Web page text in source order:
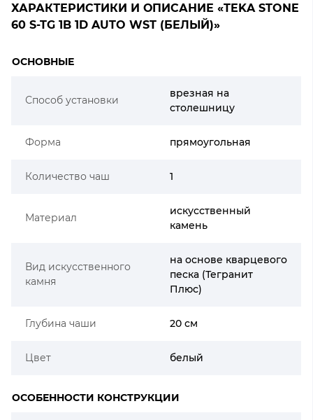
ХАРАКТЕРИСТИКИ И ОПИСАНИЕ «TEKA STONE
60 S-TG 1B 1D AUTO WST (БЕЛЫЙ)»
ОСНОВНЫЕ
Способ установки
врезная на
столешницу
Форма прямоугольная
Количество чаш 1
Материал
искусственный
камень
Вид искусственного
камня
на основе кварцевого
песка (Тегранит
Плюс)
Глубина чаши 20 см
Цвет белый
ОСОБЕННОСТИ КОНСТРУКЦИИ